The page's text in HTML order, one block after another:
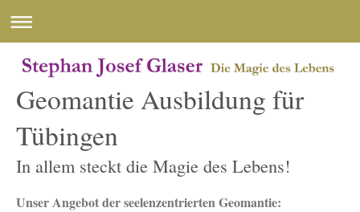
Geomantie Ausbildung für
Tübingen
In allem steckt die Magie des Lebens!
Unser Angebot der seelenzentrierten Geomantie: